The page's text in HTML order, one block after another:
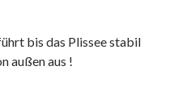
bis das Plissee stabil
außen aus !